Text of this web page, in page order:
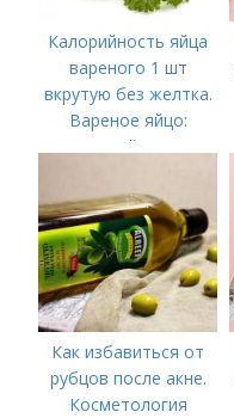
Калорийность яйца
вареного 1 шт
вкрутую без желтка.
Вареное яйцо:
калорийность
Как избавиться от
рубцов после акне.
Косметология